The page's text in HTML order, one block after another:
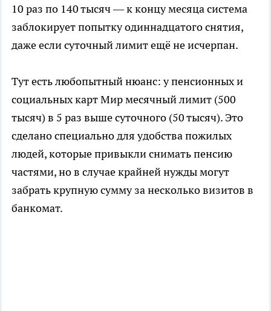
10 раз по 140 тысяч — к концу месяца система
заблокирует попытку одиннадцатого снятия,
даже если суточный лимит ещё не исчерпан.
Тут есть любопытный нюанс: у пенсионных и
социальных карт Мир месячный лимит (500
тысяч) в 5 раз выше суточного (50 тысяч). Это
сделано специально для удобства пожилых
людей, которые привыкли снимать пенсию
частями, но в случае крайней нужды могут
забрать крупную сумму за несколько визитов в
банкомат.